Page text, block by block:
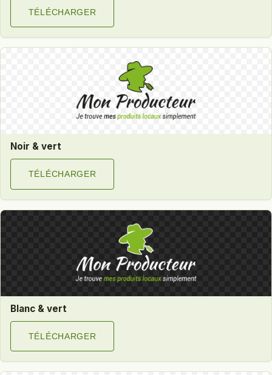
TÉLÉCHARGER
Noir & vert
TÉLÉCHARGER
Blanc & vert
TÉLÉCHARGER